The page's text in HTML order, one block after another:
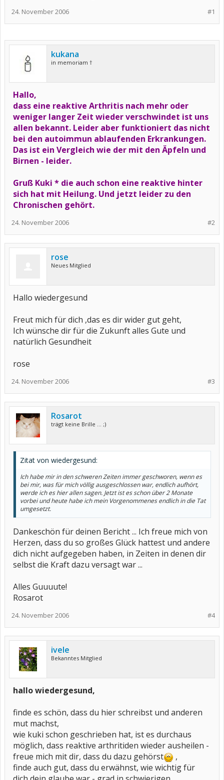
#1
24. November 2006
kukana
in memoriam †
Hallo,
dass eine reaktive Arthritis nach mehr oder
weniger langer Zeit wieder verschwindet ist uns
allen bekannt. Leider aber funktioniert das nicht
bei den autoimmun ablaufenden Erkrankungen.
Das ist ein Vergleich wie der mit den Äpfeln und
Birnen - leider.
Gruß Kuki * die auch schon eine reaktive hinter
sich hat mit Heilung. Und jetzt leider zu den
Chronischen gehört.
#2
24. November 2006
rose
Neues Mitglied
Hallo wiedergesund
Freut mich für dich ,das es dir wider gut geht,
Ich wünsche dir für die Zukunft alles Gute und
natürlich Gesundheit
rose
#3
24. November 2006
Rosarot
trägt keine Brille ... ;)
Zitat von wiedergesund:
Ich habe mir in den schweren Zeiten immer geschworen, wenn es
bei mir, was für mich völlig ausgeschlossen war, endlich aufhört,
werde ich es hier allen sagen. Jetzt ist es schon über 2 Monate
vorbei und heute habe ich mein Vorgenommenes endlich in die Tat
umgesetzt.
Dankeschön für deinen Bericht ... Ich freue mich von
Herzen, dass du so großes Glück hattest und andere
dich nicht aufgegeben haben, in Zeiten in denen dir
selbst die Kraft dazu versagt war ...
Alles Guuuute!
Rosarot
#4
24. November 2006
ivele
Bekanntes Mitglied
hallo wiedergesund,
finde es schön, dass du hier schreibst und anderen
mut machst,
wie kuki schon geschrieben hat, ist es durchaus
möglich, dass reaktive arthritiden wieder ausheilen -
freue mich mit dir, dass du dazu gehörst
,
finde auch gut, dass du erwähnst, wie wichtig für